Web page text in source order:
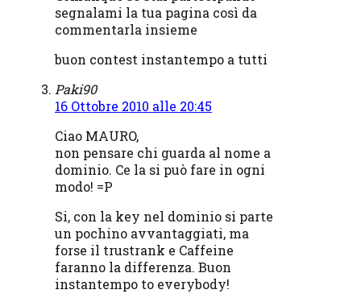
segnalami la tua pagina così da
commentarla insieme
buon contest instantempo a tutti
Paki90
16 Ottobre 2010 alle 20:45
Ciao MAURO,
non pensare chi guarda al nome a
dominio. Ce la si può fare in ogni
modo! =P
Si, con la key nel dominio si parte
un pochino avvantaggiati, ma
forse il trustrank e Caffeine
faranno la differenza. Buon
instantempo to everybody!